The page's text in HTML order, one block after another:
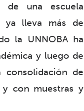
de una escuela
ya lleva más de
la UNNOBA ha
y luego de
de
y con muestras y